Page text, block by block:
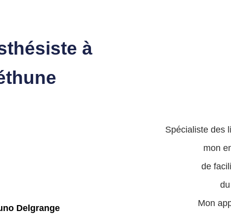
à
Spécialiste des
mon
de
Mon